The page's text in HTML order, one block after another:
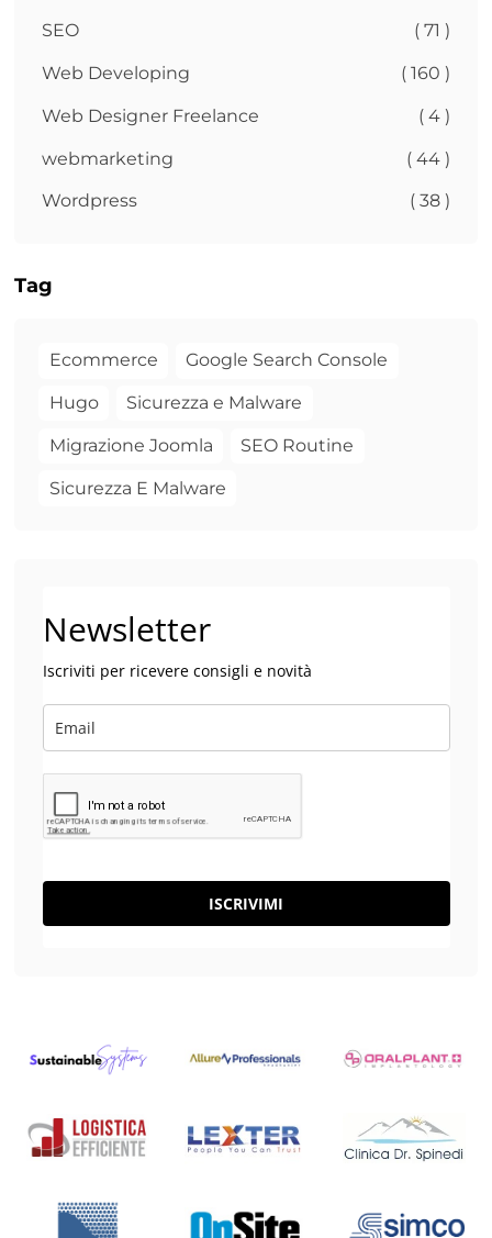
SEO ( 71 )
Web Developing ( 160 )
Web Designer Freelance ( 4 )
webmarketing ( 44 )
Wordpress ( 38 )
Tag
Ecommerce Google Search Console
Hugo Sicurezza e Malware
Migrazione Joomla SEO Routine
Sicurezza E Malware
Newsletter
Iscriviti per ricevere consigli e novità
ISCRIVIMI